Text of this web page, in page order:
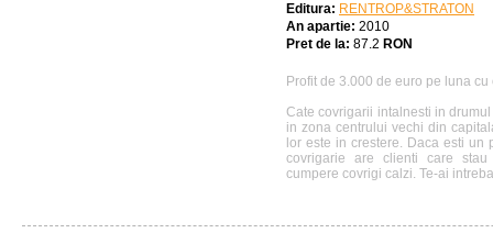
Editura: RENTROP&STRATON
An apartie: 2010
Pret de la: 87.2 RON
Profit de 3.000 de euro pe luna
Cate covrigarii intalnesti in
in zona centrului vechi din
lor este in crestere. Daca esti un
covrigarie are clienti care
cumpere covrigi calzi. Te-ai